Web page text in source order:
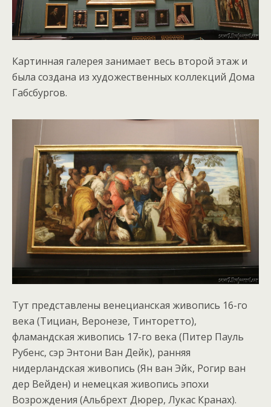
Картинная галерея занимает весь второй этаж и
была создана из художественных коллекций Дома
Габсбургов.
Тут представлены венецианская живопись 16-го
века (Тициан, Веронезе, Тинторетто),
фламандская живопись 17-го века (Питер Пауль
Рубенс, сэр Энтони Ван Дейк), ранняя
нидерландская живопись (Ян ван Эйк, Рогир ван
дер Вейден) и немецкая живопись эпохи
Возрождения (Альбрехт Дюрер, Лукас Кранах).